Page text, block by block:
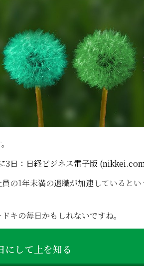
3日：日経ビジネス電子版
の1年未満の退職が加速していると
キの毎日かもしれないですね。
にして上を知る